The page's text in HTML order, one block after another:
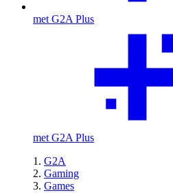
met G2A Plus
met G2A Plus
G2A
Gaming
Games